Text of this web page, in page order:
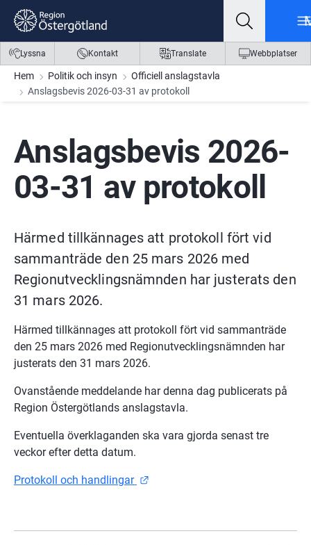
Gå till innehåll
Gå till meny
Gå till sidfot
Lyssna Kontakt Translate Webbplatser
Hem Politik och insyn
Officiell anslagstavla
Anslagsbevis 2026-03-31 av protokoll
Anslagsbevis 2026-
03-31 av protokoll
Härmed tillkännages att protokoll fört vid
sammanträde den 25 mars 2026 med
Regionutvecklingsnämnden har justerats den
31 mars 2026.
Härmed tillkännages att protokoll fört vid sammanträde
den 25 mars 2026 med Regionutvecklingsnämnden har
justerats den 31 mars 2026.
Ovanstående meddelande har denna dag publicerats på
Region Östergötlands anslagstavla.
Eventuella överklaganden ska vara gjorda senast tre
veckor efter detta datum.
Protokoll och handlingar